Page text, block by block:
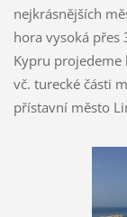
nejkrásnějších
hora vysoká přes
Kypru projedeme
vč. turecké části
přístavní město